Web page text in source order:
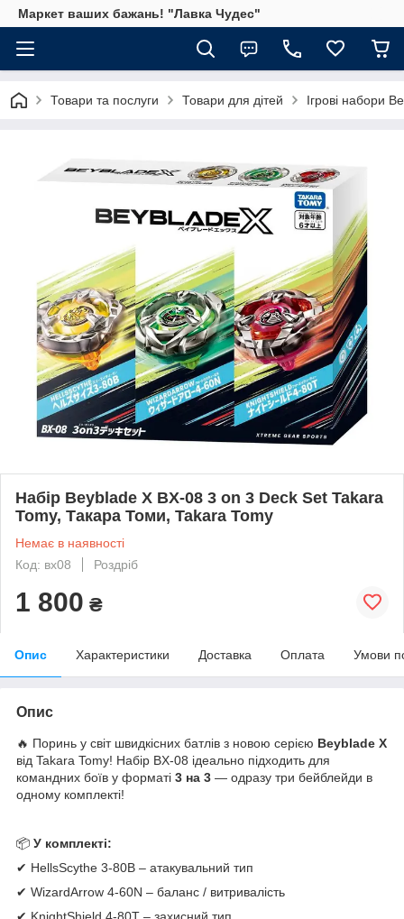
Маркет ваших бажань! "Лавка Чудес"
Товари та послуги Товари для дітей Ігрові набори
Набір Beyblade X BX-08 3 on 3 Deck Set Takara
Tomy, Такара Томи, Takara Tomy
Немає в наявності
Код: вx08
Роздріб
1 800 ₴
Опис Характеристики Доставка Оплата Умови
Опис
🔥 Поринь у світ швидкісних батлів з новою серією Beyblade X
від Takara Tomy! Набір BX-08 ідеально підходить для
командних боїв у форматі 3 на 3 — одразу три бейблейди в
одному комплекті!
📦 У комплекті:
✔ HellsScythe 3-80B – атакувальний тип
✔ WizardArrow 4-60N – баланс / витривалість
✔ KnightShield 4-80T – захисний тип